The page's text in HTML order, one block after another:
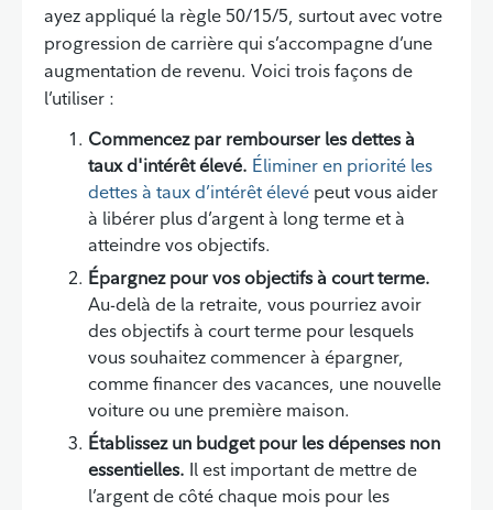
ayez appliqué la règle 50/15/5, surtout avec votre
progression de carrière qui s’accompagne d’une
augmentation de revenu. Voici trois façons de
l’utiliser :
Commencez par rembourser les dettes à
taux d'intérêt élevé. Éliminer en priorité les
dettes à taux d’intérêt élevé peut vous aider
à libérer plus d’argent à long terme et à
atteindre vos objectifs.
Épargnez pour vos objectifs à court terme.
Au-delà de la retraite, vous pourriez avoir
des objectifs à court terme pour lesquels
vous souhaitez commencer à épargner,
comme financer des vacances, une nouvelle
voiture ou une première maison.
Établissez un budget pour les dépenses non
essentielles. Il est important de mettre de
l’argent de côté chaque mois pour les